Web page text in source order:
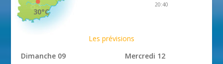
30°C
20:40
Les prévisions
Dimanche 09
Mercredi 12